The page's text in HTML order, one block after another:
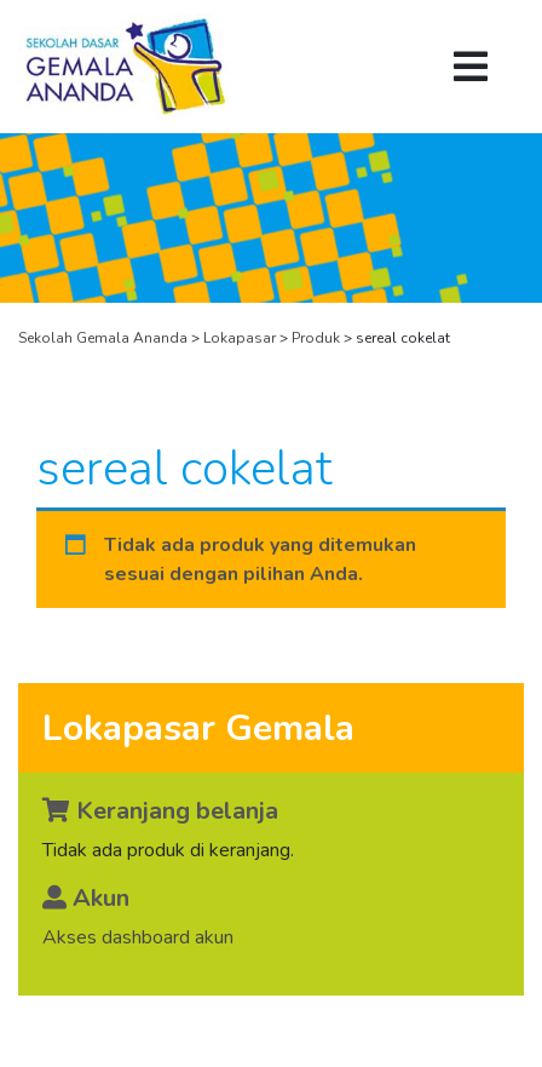
Sekolah Gemala Ananda > Lokapasar> Produk> sereal cokelat
sereal cokelat
Tidak ada produk yang ditemukan
sesuai dengan pilihan Anda.
Lokapasar Gemala
Keranjang belanja
Tidak ada produk di keranjang.
Akun
Akses dashboard akun